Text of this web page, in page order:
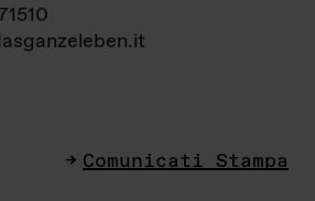
Comunicati Stampa